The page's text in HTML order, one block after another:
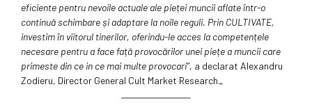
eficiente pentru nevoile actuale ale pieței muncii aflate într-o
continuă schimbare și adaptare la noile reguli. Prin CULTIVATE,
investim în viitorul tinerilor, oferindu-le acces la competențele
necesare pentru a face față provocărilor unei piețe a muncii care
primeste din ce in ce mai multe provocari”, a declarat Alexandru
Zodieru, Director General Cult Market Research.„